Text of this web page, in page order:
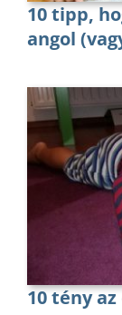
10 tipp,
angol
10 tény